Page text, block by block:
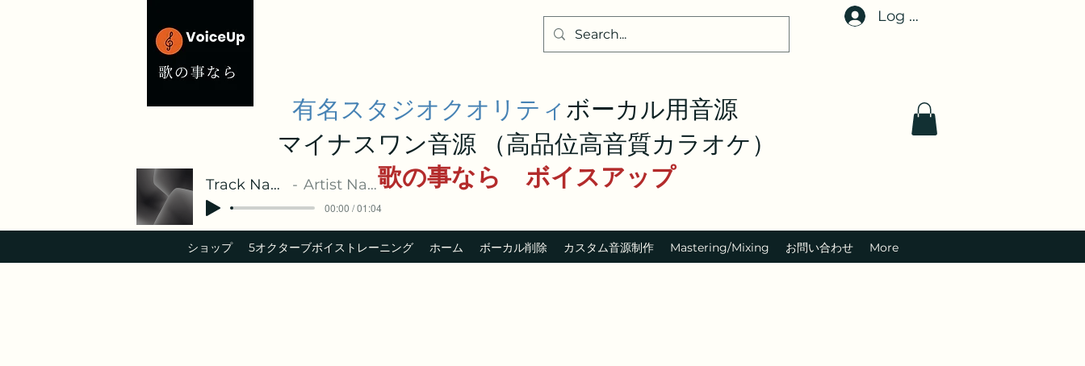
Log In
有名スタジオクオリティ ボーカル用音源
マイナスワン音源 （高品位高音質カラオケ）
歌の事なら ボイスアップ
ショップ ​5オクターブボイストレーニング ホーム ボーカル削除 カスタム音源制作 Mastering/Mixing お問い合わせ More
Track Name Artist Name
00:00 / 01:04